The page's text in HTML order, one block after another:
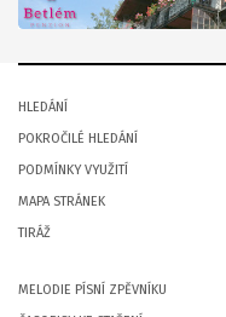
HLEDÁNÍ
POKROČILÉ HLEDÁNÍ
PODMÍNKY VYUŽITÍ
MAPA STRÁNEK
TIRÁŽ
MELODIE PÍSNÍ ZPĚVNÍKU